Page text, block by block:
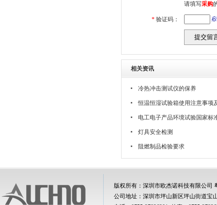
请填写采购
* 验证码：
相关资讯
冷热冲击测试仪的保养
恒温恒湿试验箱使用注意事项
电工电子产品环境试验国家标
灯具安全检测
阻燃制品检验要求
版权所有：深圳市欧杰诺科技有限公司
公司地址：深圳市坪山新区坪山街道宝